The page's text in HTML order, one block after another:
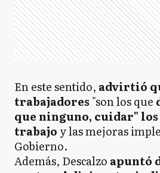
En este sentido, advirtió
trabajadores "son los que
que ninguno, cuidar" los
trabajo y las mejoras
Gobierno.
Además, Descalzo apuntó